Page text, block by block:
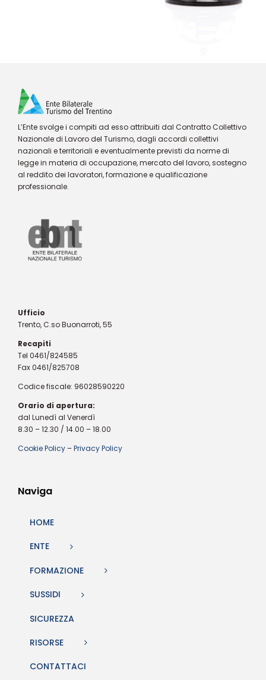
L’Ente svolge i compiti ad esso attribuiti dal Contratto Collettivo
Nazionale di Lavoro del Turismo, dagli accordi collettivi
nazionali e territoriali e eventualmente previsti da norme di
legge in materia di occupazione, mercato del lavoro, sostegno
al reddito dei lavoratori, formazione e qualificazione
professionale.
Ufficio
Trento, C.so Buonarroti, 55
Recapiti
Tel 0461/824585
Fax 0461/825708
Codice fiscale: 96028590220
Orario di apertura:
dal Lunedì al Venerdì
8.30 – 12.30 / 14.00 – 18.00
Cookie Policy –Privacy Policy
Naviga
HOME
ENTE
FORMAZIONE
SUSSIDI
SICUREZZA
RISORSE
CONTATTACI